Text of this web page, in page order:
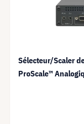
Sélecteur/Scaler
ProScale™